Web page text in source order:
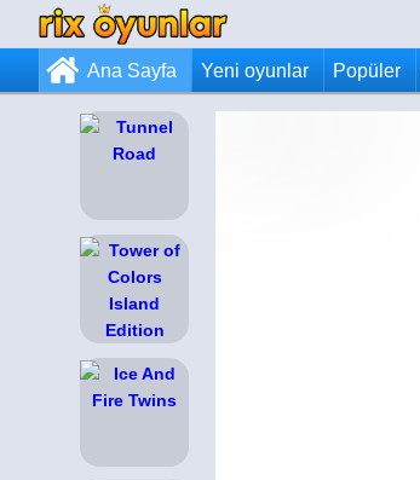
Ana Sayfa Yeni oyunlar Popüler